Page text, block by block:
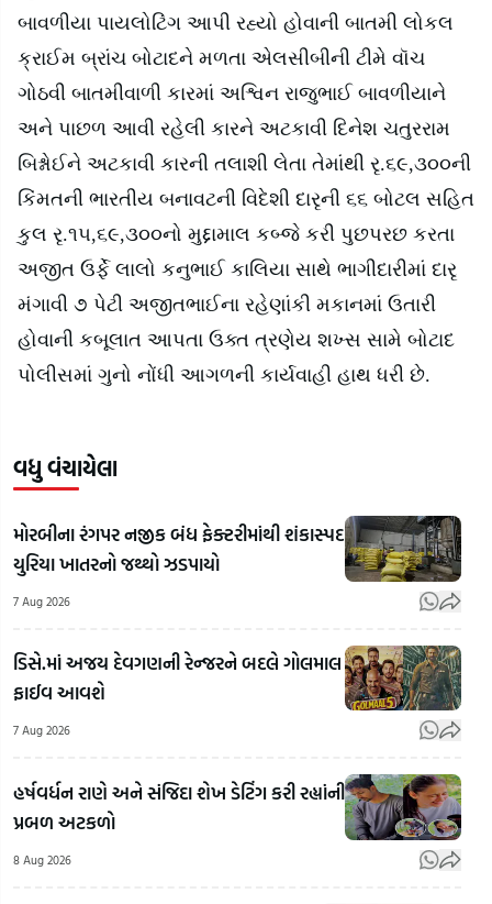
બાવળીયા પાયલોટિંગ આપી રહ્યો હોવાની બાતમી લોકલ
ક્રાઈમ બ્રાંચ બોટાદને મળતા એલસીબીની ટીમે વૉચ
ગોઠવી બાતમીવાળી કારમાં અશ્વિન રાજુભાઈ બાવળીયાને
અને પાછળ આવી રહેલી કારને અટકાવી દિનેશ ચતુરરામ
બિશ્નોઈને અટકાવી કારની તલાશી લેતા તેમાંથી રૃ.૬૯,૩૦૦ની
કિંમતની ભારતીય બનાવટની વિદેશી દારૃની ૬૬ બોટલ સહિત
કુલ રૃ.૧૫,૬૯,૩૦૦નો મુદ્દામાલ કબ્જે કરી પુછપરછ કરતા
અજીત ઉર્ફે લાલો કનુભાઈ કાલિયા સાથે ભાગીદારીમાં દારૃ
મંગાવી ૭ પેટી અજીતભાઈના રહેણાંકી મકાનમાં ઉતારી
હોવાની કબૂલાત આપતા ઉક્ત ત્રણેય શખ્સ સામે બોટાદ
પોલીસમાં ગુનો નોંધી આગળની કાર્યવાહી હાથ ધરી છે.
વધુ વંચાયેલા
મોરબીના રંગપર નજીક બંધ ફેક્ટરીમાંથી શંકાસ્પદ
યુરિયા ખાતરનો જથ્થો ઝડપાયો
7 Aug 2026
ડિસે.માં અજય દેવગણની રેન્જરને બદલે ગોલમાલ
ફાઈવ આવશે
7 Aug 2026
હર્ષવર્ધન રાણે અને સંજિદા શેખ ડેટિંગ કરી રહ્યાંની
પ્રબળ અટકળો
8 Aug 2026
વિપદા
વચ્ચે પણ
સફળતાનો